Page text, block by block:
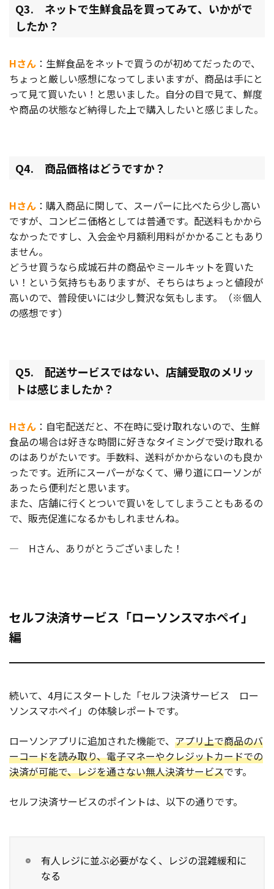
Q3. ネットで生鮮食品を買ってみて、いかがで
したか？
Hさん ：生鮮食品をネットで買うのが初めてだったので、
ちょっと厳しい感想になってしまいますが、商品は手にと
って見て買いたい！と思いました。自分の目で見て、鮮度
や商品の状態など納得した上で購入したいと感じました。
Q4. 商品価格はどうですか？
Hさん ：購入商品に関して、スーパーに比べたら少し高い
ですが、コンビニ価格としては普通です。配送料もかから
なかったですし、入会金や月額利用料がかかることもあり
ません。
どうせ買うなら成城石井の商品やミールキットを買いた
い！という気持ちもありますが、そちらはちょっと値段が
高いので、普段使いには少し贅沢な気もします。（※個人
の感想です）
Q5. 配送サービスではない、店舗受取のメリッ
トは感じましたか？
Hさん ：自宅配送だと、不在時に受け取れないので、生鮮
食品の場合は好きな時間に好きなタイミングで受け取れる
のはありがたいです。手数料、送料がかからないのも良か
ったです。近所にスーパーがなくて、帰り道にローソンが
あったら便利だと思います。
また、店舗に行くとついで買いをしてしまうこともあるの
で、販売促進になるかもしれませんね。
― Hさん、ありがとうございました！
セルフ決済サービス「ローソンスマホペイ」
編
続いて、4月にスタートした「セルフ決済サービス ロー
ソンスマホペイ」の体験レポートです。
ローソンアプリに追加された機能で、 アプリ上で商品のバ
ーコードを読み取り、電子マネーやクレジットカードでの
決済が可能で、レジを通さない無人決済サービスです。
セルフ決済サービスのポイントは、以下の通りです。
有人レジに並ぶ必要がなく、レジの混雑緩和に
なる